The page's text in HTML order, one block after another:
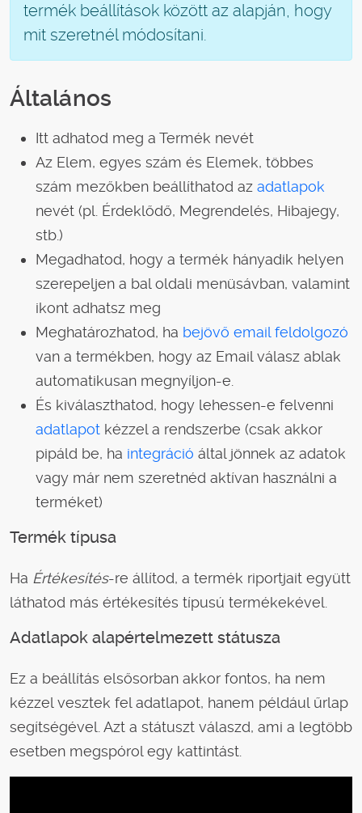
termék beállítások között az alapján, hogy
mit szeretnél módosítani.
Általános
Itt adhatod meg a Termék nevét
Az Elem, egyes szám és Elemek, többes
szám mezőkben beállíthatod az adatlapok
nevét (pl. Érdeklődő, Megrendelés, Hibajegy,
stb.)
Megadhatod, hogy a termék hányadik helyen
szerepeljen a bal oldali menüsávban, valamint
ikont adhatsz meg
Meghatározhatod, ha bejövő email feldolgozó
van a termékben, hogy az Email válasz ablak
automatikusan megnyíljon-e.
És kiválaszthatod, hogy lehessen-e felvenni
adatlapot kézzel a rendszerbe (csak akkor
pipáld be, ha integráció által jönnek az adatok
vagy már nem szeretnéd aktívan használni a
terméket)
Termék típusa
Ha Értékesítés-re állítod, a termék riportjait együtt
láthatod más értékesítés típusú termékekével.
Adatlapok alapértelmezett státusza
Ez a beállítás elsősorban akkor fontos, ha nem
kézzel vesztek fel adatlapot, hanem például űrlap
segítségével. Azt a státuszt válaszd, ami a legtöbb
esetben megspórol egy kattintást.